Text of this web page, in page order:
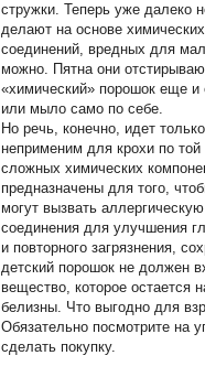
стружки. Теперь уже далеко
делают на основе
соединений, вредных для
можно. Пятна они
«химический» порошок еще и
или мыло само по себе.
Но речь, конечно, идет
неприменим для крохи по той
сложных химических
предназначены для того,
могут вызвать
соединения для улучшения
и повторного загрязнения,
детский порошок не должен
вещество, которое остается
белизны. Что выгодно для
Обязательно посмотрите на
сделать покупку.